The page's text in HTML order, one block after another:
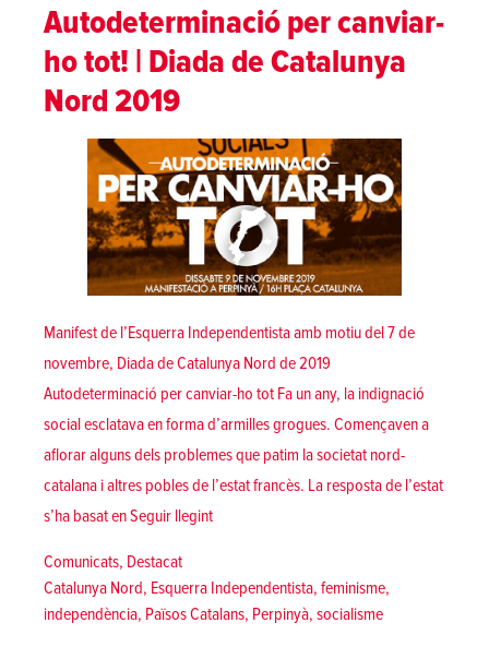
Autodeterminació per canviar-
ho tot! | Diada de Catalunya
Nord 2019
Manifest de l’Esquerra Independentista amb motiu del 7 de
novembre, Diada de Catalunya Nord de 2019
Autodeterminació per canviar-ho tot Fa un any, la indignació
social esclatava en forma d’armilles grogues. Començaven a
aflorar alguns dels problemes que patim la societat nord-
catalana i altres pobles de l’estat francès. La resposta de l’estat
s’ha basat enSeguir llegint«Autodeterminació per canviar-ho tot! |
Posted in
Comunicats, Destacat
Tags:
Catalunya Nord, Esquerra Independentista, feminisme,
independència, Països Catalans, Perpinyà, socialisme